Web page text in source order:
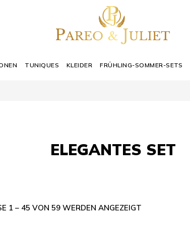
TUNIQUES KLEIDER FRÜHLING-SOMMER-SETS
ELEGANTES SET
1 – 45 VON 59 WERDEN ANGEZEIGT